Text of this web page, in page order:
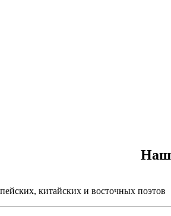
китайских и восточных поэтов